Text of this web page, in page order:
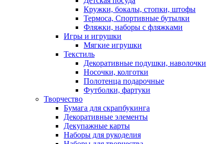
Кружки, бокалы, стопки, штофы
Термоса, Спортивные бутылки
Фляжки, наборы с фляжками
Игры и игрушки
Мягкие игрушки
Текстиль
Декоративные подушки, наволочки
Носочки, колготки
Полотенца подарочные
Футболки, фартуки
Творчество
Бумага для скрапбукинга
Декоративные элементы
Декупажные карты
Наборы для рукоделия